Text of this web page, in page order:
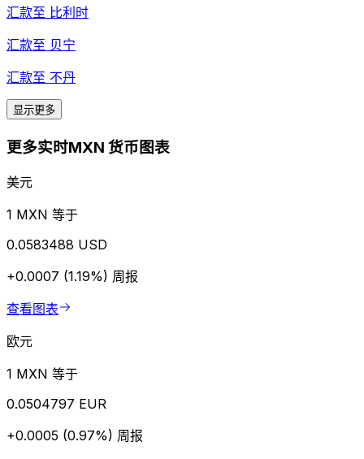
汇款至 比利时
汇款至 贝宁
汇款至 不丹
显示更多
更多实时MXN 货币图表
美元
1 MXN 等于
0.0583488 USD
+0.0007 (1.19%) 周报
查看图表
欧元
1 MXN 等于
0.0504797 EUR
+0.0005 (0.97%) 周报